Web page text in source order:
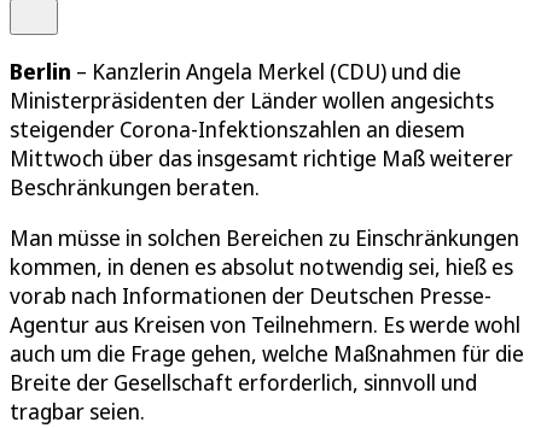
Berlin – Kanzlerin Angela Merkel (CDU) und die
Ministerpräsidenten der Länder wollen angesichts
steigender Corona-Infektionszahlen an diesem
Mittwoch über das insgesamt richtige Maß weiterer
Beschränkungen beraten.
Man müsse in solchen Bereichen zu Einschränkungen
kommen, in denen es absolut notwendig sei, hieß es
vorab nach Informationen der Deutschen Presse-
Agentur aus Kreisen von Teilnehmern. Es werde wohl
auch um die Frage gehen, welche Maßnahmen für die
Breite der Gesellschaft erforderlich, sinnvoll und
tragbar seien.